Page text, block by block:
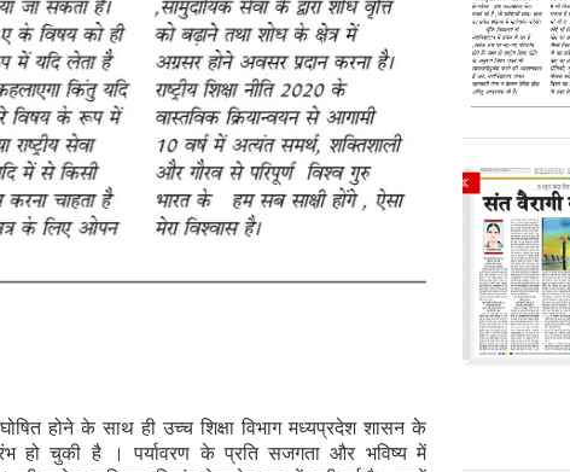
घोषित होने के साथ ही उच्च शिक्षा विभाग मध्यप्रदेश शासन के
हो चुकी है । पर्यावरण के प्रति सजगता और भविष्य में